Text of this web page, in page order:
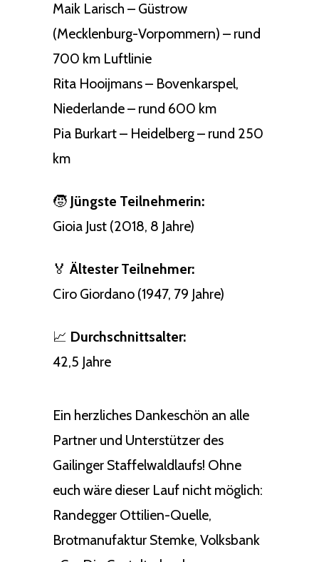
Maik Larisch – Güstrow
(Mecklenburg-Vorpommern) – rund
700 km Luftlinie
Rita Hooijmans – Bovenkarspel,
Niederlande – rund 600 km
Pia Burkart – Heidelberg – rund 250
km
🧒 Jüngste Teilnehmerin:
Gioia Just (2018, 8 Jahre)
🏅 Ältester Teilnehmer:
Ciro Giordano (1947, 79 Jahre)
📈 Durchschnittsalter:
42,5 Jahre
Ein herzliches Dankeschön an alle
Partner und Unterstützer des
Gailinger Staffelwaldlaufs! Ohne
euch wäre dieser Lauf nicht möglich:
Randegger Ottilien-Quelle,
Brotmanufaktur Stemke, Volksbank